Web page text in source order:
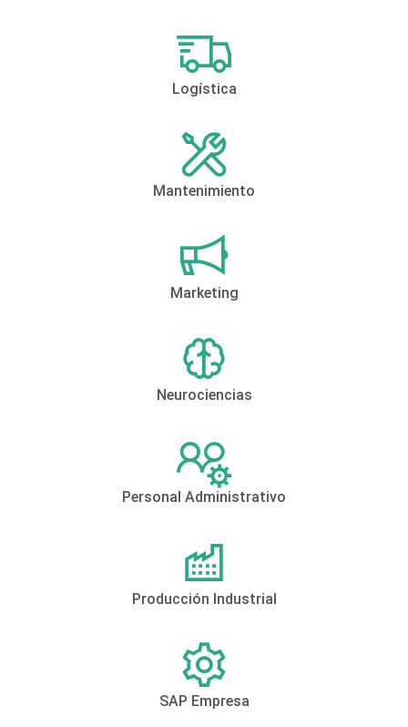
Logística
Mantenimiento
Marketing
Neurociencias
Personal Administrativo
Producción Industrial
SAP Empresa